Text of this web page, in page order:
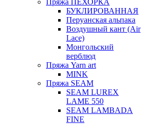
Пряжа ПЕХОРКА
БУКЛИРОВАННАЯ
Перуанская альпака
Воздушный кант (Air
Lace)
Монгольский
верблюд
Пряжа Yarn art
MINK
Пряжа SEAM
SEAM LUREX
LAME 550
SEAM LAMBADA
FINE